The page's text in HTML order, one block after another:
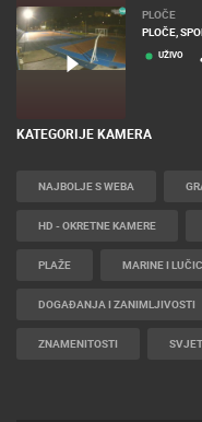
PLOČE
PLOČE,
UŽIVO
KATEGORIJE KAMERA
NAJBOLJE S WEBA
HD - OKRETNE KAMERE
PLAŽE MARINE I
DOGAĐANJA I ZANIMLJIVOSTI
ZNAMENITOSTI